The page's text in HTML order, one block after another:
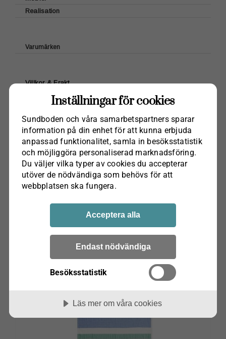
Kryddor
Handdukar
Emalj
Glasunderlägg
Inredning
Sjöfåglar
SundbodenDesign
Vykort
Bröderna Anderssons
Wigells
Realisation
Varumärken
Laura Ashley Tableware
Kerstin Landström
Klippan Yllefabrik
Maileg
Kockums jernverk
Karlskrona Lampfabrik
Paradisverkstaden
Sundboden Design
Grythyttan Stålmöbler
Wigells
Villkor & Frakt
Kontakt Webshop
Fraktfrittpå order över 1000kr, gäller i Sverige,
gäller ej möbler.
Inställningar för cookies
Sundboden och våra samarbets­partners sparar
information på din enhet för att kunna erbjuda
anpassad funktionalitet, samla in besöks­statistik
och möjliggöra personaliserad marknads­föring.
Du väljer vilka typer av cookies du accepterar
utöver de nödvändiga som behövs för att
webbplatsen ska fungera.
Acceptera alla
Endast nödvändiga
Besöksstatistik
Läs mer om våra cookies